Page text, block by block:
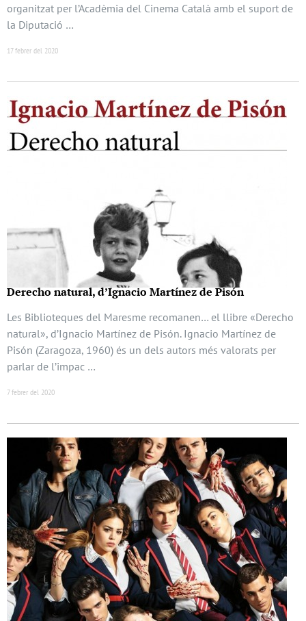
organitzat per l’Acadèmia del Cinema Català amb el suport de
la Diputació …
17 febrer del 2020
Derecho natural, d’Ignacio Martínez de Pisón
Les Biblioteques del Maresme recomanen… el llibre «Derecho
natural», d’Ignacio Martínez de Pisón. Ignacio Martínez de
Pisón (Zaragoza, 1960) és un dels autors més valorats per
parlar de l’impac …
7 febrer del 2020